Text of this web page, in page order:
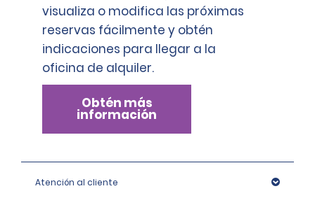
visualiza o modifica las próximas
reservas fácilmente y obtén
indicaciones para llegar a la
oficina de alquiler.
Obtén más
información
Atención al cliente